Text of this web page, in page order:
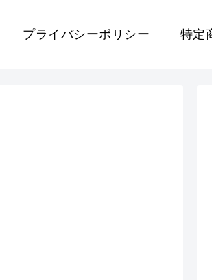
プライバシーポリシー 特定